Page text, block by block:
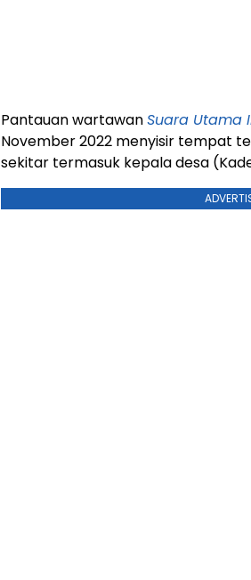
Pantauan wartawanSuara Utama
November 2022 menyisir tempat
sekitar termasuk kepala desa